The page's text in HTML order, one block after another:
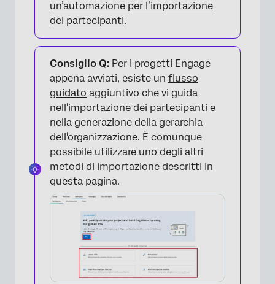
un’automazione per l’importazione
dei partecipanti.
Consiglio Q: Per i progetti Engage
appena avviati, esiste un flusso
guidato aggiuntivo che vi guida
nell'importazione dei partecipanti e
nella generazione della gerarchia
dell'organizzazione. È comunque
possibile utilizzare uno degli altri
metodi di importazione descritti in
questa pagina.